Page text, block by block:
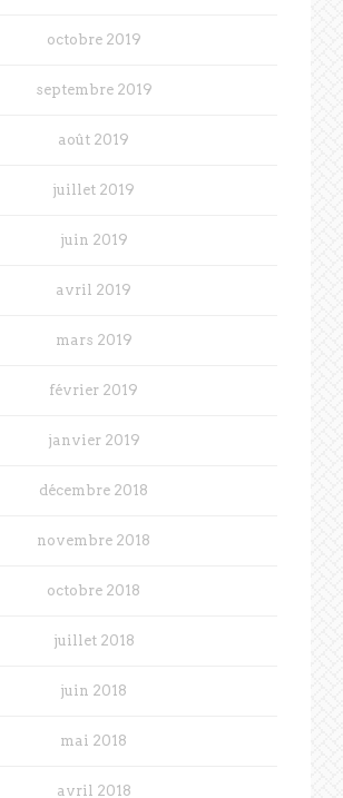
octobre 2019
septembre 2019
août 2019
juillet 2019
juin 2019
avril 2019
mars 2019
février 2019
janvier 2019
décembre 2018
novembre 2018
octobre 2018
juillet 2018
juin 2018
mai 2018
avril 2018